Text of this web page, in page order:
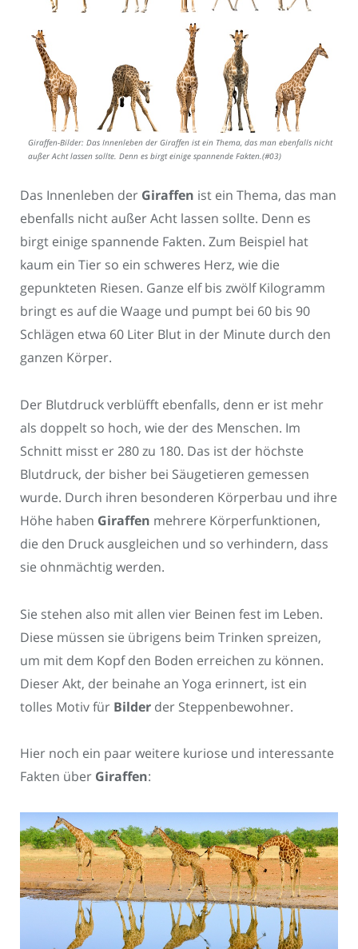
Giraffen-Bilder: Das Innenleben der Giraffen ist ein Thema, das man ebenfalls nicht
außer Acht lassen sollte. Denn es birgt einige spannende Fakten.(#03)
Das Innenleben der Giraffen ist ein Thema, das man
ebenfalls nicht außer Acht lassen sollte. Denn es
birgt einige spannende Fakten. Zum Beispiel hat
kaum ein Tier so ein schweres Herz, wie die
gepunkteten Riesen. Ganze elf bis zwölf Kilogramm
bringt es auf die Waage und pumpt bei 60 bis 90
Schlägen etwa 60 Liter Blut in der Minute durch den
ganzen Körper.
Der Blutdruck verblüfft ebenfalls, denn er ist mehr
als doppelt so hoch, wie der des Menschen. Im
Schnitt misst er 280 zu 180. Das ist der höchste
Blutdruck, der bisher bei Säugetieren gemessen
wurde. Durch ihren besonderen Körperbau und ihre
Höhe haben Giraffen mehrere Körperfunktionen,
die den Druck ausgleichen und so verhindern, dass
sie ohnmächtig werden.
Sie stehen also mit allen vier Beinen fest im Leben.
Diese müssen sie übrigens beim Trinken spreizen,
um mit dem Kopf den Boden erreichen zu können.
Dieser Akt, der beinahe an Yoga erinnert, ist ein
tolles Motiv für Bilder der Steppenbewohner.
Hier noch ein paar weitere kuriose und interessante
Fakten über Giraffen: